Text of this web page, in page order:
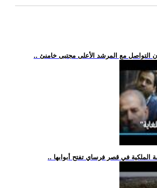
إن التواصل مع المرشد الأعلى مجتبى خامنئ
الملكية في قصر فرساي تفتح أبوابها